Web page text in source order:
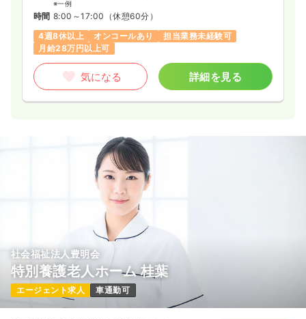
※一例
時間 8:00～17:00 （休憩60分）
4週8休以上
オンコールあり
担当業務未経験可
月給28万円以上可
気になる 詳細を見る
社会福祉法人豊明会
特別養護老人ホーム 桂葉
エージェント求人 車通勤可